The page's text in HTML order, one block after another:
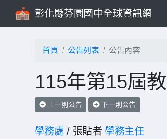
彰化縣芬園國中全球資訊網
首頁 公告列表 公告內容
115年第15屆
上一則公告 下一則公告
學務處 / 張貼者 學務主任